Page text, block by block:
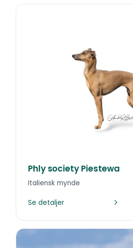
Phly society Piestewa
Italiensk mynde
Se detaljer